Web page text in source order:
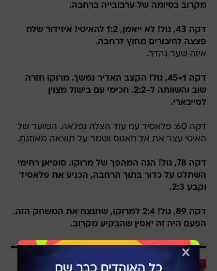
מקרוב בסיומה של ערבובייה ברחבה.
דקה 43, גול! לא ייאמן, 1:2 להאיטי! איזידור שלח
פצצה לחיבורים מחוץ לרחבה.
איזה שער נהדר.
דקה 45+1, גול! הקצב האדיר נמשך. מרוקו חזרה
שוב והשוותה ל-2:2. חכימי עם בישול מצוין
לסייבארי.
דקה 60: פלאסיד עם עוד הצלה נפלאה. השוער של
האיטי עצר את אל חאנוס ושמר על תוצאה מאוזנת.
דקה 78, גול! הנה המהפך של מרוקו. סופיאן רחימי
השתלט על כדור בתוך הרחבה, הכניע את פלאסיד
וקבע 2:3.
דקה 89, גול! 2:4 למרוקו, שתנצח את המשחק הזה.
הפעם היה זה יאסין שהבקיע מקרוב.
עוד בוואלה